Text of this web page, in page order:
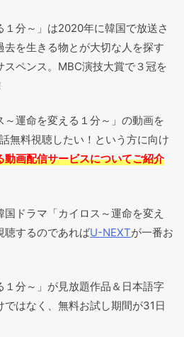
１分～」は2020年に韓国で放送さ
を生きる物とが大切な人を探す
スペンス。MBC演技大賞で３冠を
～運命を変える１分～」の動画を
無料視聴したい！という方に向け
動画配信サービスについてご紹介
ドラマ「カイロス～運命を変え
聴するのであればU-NEXTが一番お
１分～」が見放題作品＆日本語字
はなく、無料お試し期間が31日